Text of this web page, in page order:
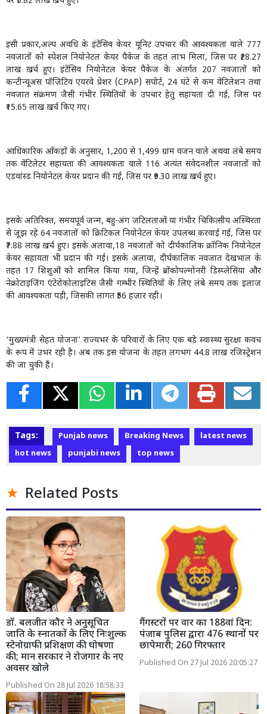
इसी प्रकार,अल्प अवधि के इंटेंसिव केयर यूनिट उपचार की आवश्यकता वाले 777
नवजातों को स्पेशल नियोनेटल केयर पैकेज के तहत लाभ मिला, जिस पर ₹28.27
लाख ख़र्च हुए। इंटेंसिव नियोनेटल केयर पैकेज के अंतर्गत 207 नवजातों को
कन्टीन्यूअस पॉज़िटिव एयरवे प्रेशर (CPAP) सपोर्ट, 24 घंटे से कम वेंटिलेशन तथा
नवजात संक्रमण जैसी गंभीर स्थितियों के उपचार हेतु सहायता दी गई, जिस पर
₹15.65 लाख ख़र्च किए गए।
आधिकारिक आँकड़ों के अनुसार, 1,200 से 1,499 ग्राम वजन वाले अथवा लंबे समय
तक वेंटिलेटर सहायता की आवश्यकता वाले 116 अत्यंत संवेदनशील नवजातों को
एडवांस्ड नियोनेटल केयर प्रदान की गई, जिस पर ₹9.30 लाख ख़र्च हुए।
इसके अतिरिक्त, समयपूर्व जन्म, बहु-अंग जटिलताओं या गंभीर चिकित्सीय अस्थिरता
से जूझ रहे 64 नवजातों को क्रिटिकल नियोनेटल केयर उपलब्ध करवाई गई, जिस पर
₹7.88 लाख ख़र्च हुए। इसके अलावा,18 नवजातों को दीर्घकालिक क्रॉनिक नियोनेटल
केयर सहायता भी प्रदान की गई। इसके अलावा, दीर्घकालिक नवजात देखभाल के
तहत 17 शिशुओं को शामिल किया गया, जिन्हें ब्रोंकोपल्मोनरी डिस्प्लेसिया और
नेक्रोटाइजिंग एंटेरोकोलाइटिस जैसी गम्भीर स्थितियों के लिए लंबे समय तक इलाज
की आवश्यकता पड़ी, जिसकी लागत ₹56 हज़ार रही।
'मुख्यमंत्री सेहत योजना' राज्यभर के परिवारों के लिए एक बड़े स्वास्थ्य सुरक्षा कवच
के रूप में उभर रही है। अब तक इस योजना के तहत लगभग 44.8 लाख रजिस्ट्रेशन
की जा चुकी हैं।
Tags: Punjab news Breaking News
latest news
hot news
punjabi news top news
Related Posts
डॉ. बलजीत कौर ने अनुसूचित
जाति के स्नातकों के लिए निःशुल्क
स्टेनोग्राफी प्रशिक्षण की घोषणा
की; मान सरकार ने रोजगार के नए
अवसर खोले
Published On 28 Jul 2026 18:58:33
गैंगस्टरों पर वार का 188वां दिन:
पंजाब पुलिस द्वारा 476 स्थानों पर
छापेमारी; 260 गिरफ्तार
Published On 27 Jul 2026 20:05:27